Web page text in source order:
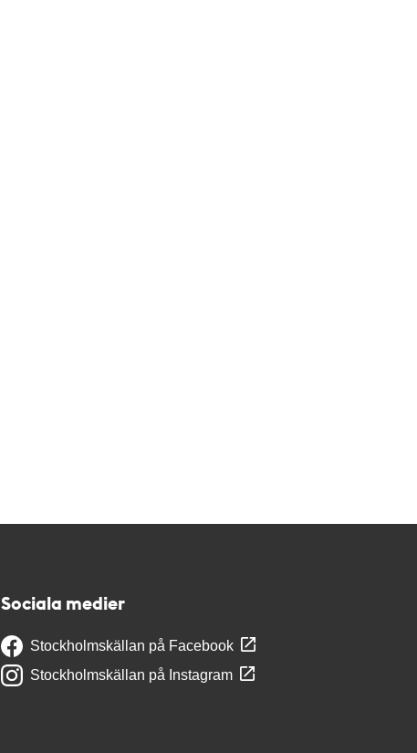
Sociala medier
Stockholmskällan på Facebook
Stockholmskällan på Instagram